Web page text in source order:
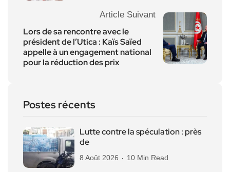
Article Suivant
Lors de sa rencontre avec le
président de l’Utica : Kaïs Saïed
appelle à un engagement national
pour la réduction des prix
Postes récents
Lutte contre la spéculation : près
de
8 Août 2026 10 Min Read